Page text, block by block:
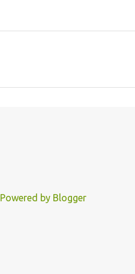
Powered by Blogger